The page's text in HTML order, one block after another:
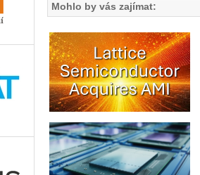
Mohlo by vás zajímat: